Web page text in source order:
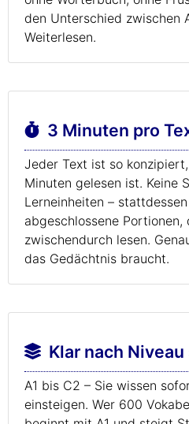
den Unterschied zwischen
Weiterlesen.
3 Minuten pro
Jeder Text ist so
Minuten gelesen ist. Keine
Lerneinheiten –
abgeschlossene Portionen,
zwischendurch lesen.
das Gedächtnis braucht.
Klar nach
A1 bis C2 – Sie wissen
einsteigen. Wer 600